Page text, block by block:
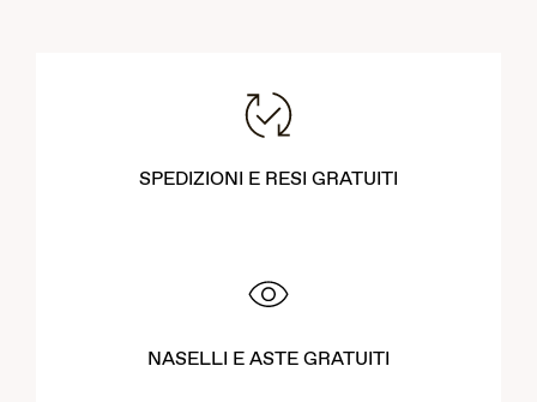
comfort e resistenza. Esplora i nostri modelli più recenti per
trovare il paio perfetto che si adatta al tuo stile di vita e migliora
SPEDIZIONI E RESI GRATUITI
NASELLI E ASTE GRATUITI